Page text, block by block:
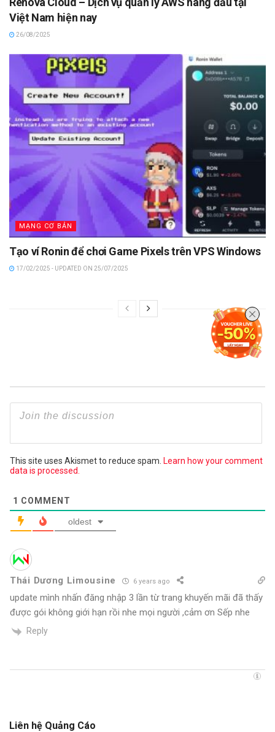
Việt Nam hiện nay
26/08/2025
MẠNG CƠ BẢN
Tạo ví Ronin để chơi Game Pixels trên VPS Windows
17/02/2025 - UPDATED ON 25/07/2025
This site uses Akismet to reduce spam. Learn how your comment
data is processed.
1 COMMENT
oldest
Thái Dương Limousine 6 years ago
update mình nhấn đăng nhập 3 lần từ trang khuyến mãi đã thấy
được gói không giới hạn rồi nhe mọi người ,cảm ơn Sếp nhe
Reply
Liên hệ Quảng Cáo